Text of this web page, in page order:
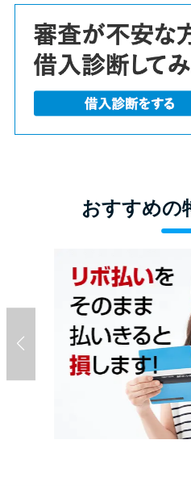
おすすめの